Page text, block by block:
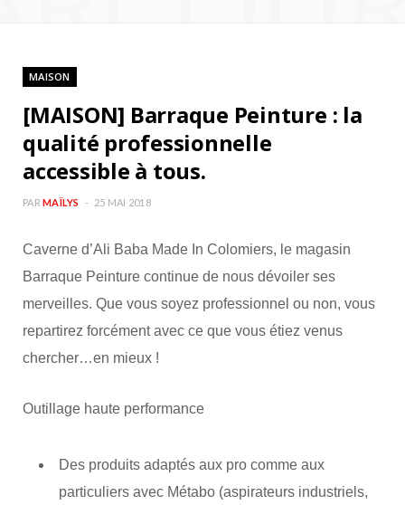
o g
MAISON
[MAISON] Barraque Peinture : la
qualité professionnelle
accessible à tous.
PAR MAÏLYS 25 MAI 2018
Caverne d’Ali Baba Made In Colomiers, le magasin
Barraque Peinture continue de nous dévoiler ses
merveilles. Que vous soyez professionnel ou non, vous
repartirez forcément avec ce que vous étiez venus
chercher…en mieux !
Outillage haute performance
Des produits adaptés aux pro comme aux
particuliers avec Métabo (aspirateurs industriels,